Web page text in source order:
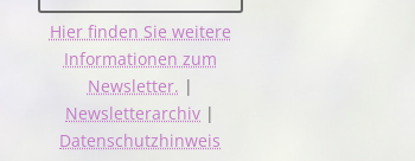
Hier finden Sie weitere
Informationen zum
Newsletter. |
Newsletterarchiv |
Datenschutzhinweis